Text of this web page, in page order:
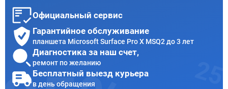
Официальный сервис
Гарантийное обслуживание
планшета Microsoft Surface Pro X MSQ2 до 3 лет
Диагностика за наш счет,
ремонт по желанию
Бесплатный выезд курьера
в день обращения